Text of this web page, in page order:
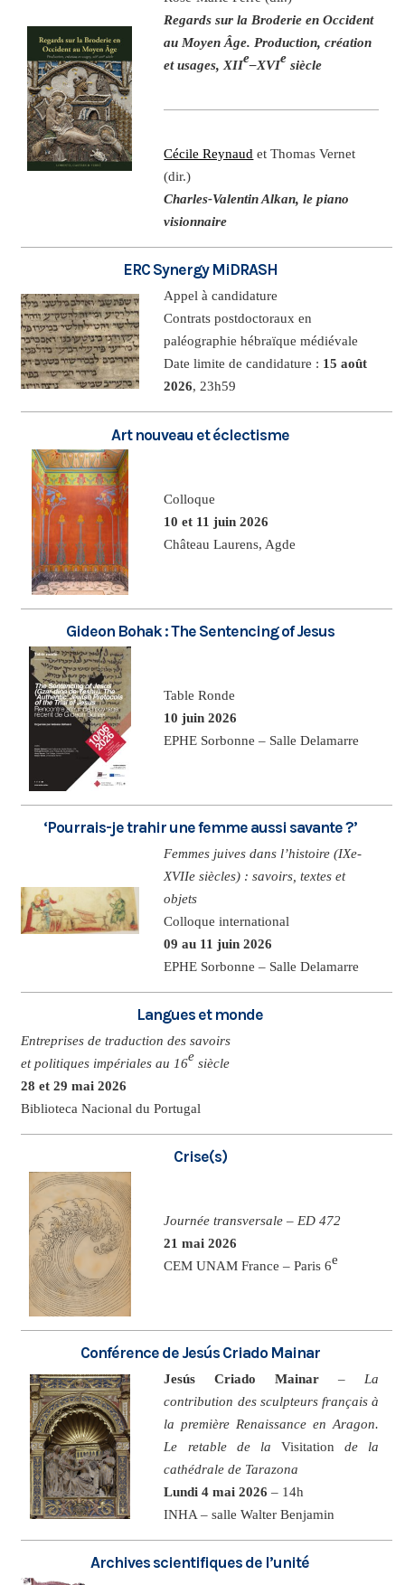
Regards sur la Broderie en Occident
au Moyen Âge. Production, création
et usages, XIIe–XVIe siècle
Cécile Reynaud et Thomas Vernet
(dir.)
Charles-Valentin Alkan, le piano
visionnaire
ERC Synergy MiDRASH
Appel à candidature
Contrats postdoctoraux en
paléographie hébraïque médiévale
Date limite de candidature : 15 août
2026, 23h59
Art nouveau et éclectisme
Colloque
10 et 11 juin 2026
Château Laurens, Agde
Gideon Bohak : The Sentencing of Jesus
Table Ronde
10 juin 2026
EPHE Sorbonne – Salle Delamarre
‘Pourrais-je trahir une femme aussi savante ?’
Femmes juives dans l’histoire (IXe-
XVIIe siècles) : savoirs, textes et
objets
Colloque international
09 au 11 juin 2026
EPHE Sorbonne – Salle Delamarre
Langues et monde
Entreprises de traduction des savoirs
et politiques impériales au 16e siècle
28 et 29 mai 2026
Biblioteca Nacional du Portugal
Crise(s)
Journée transversale – ED 472
21 mai 2026
CEM UNAM France – Paris 6e
Conférence de Jesús Criado Mainar
Jesús Criado Mainar – La
contribution des sculpteurs français à
la première Renaissance en Aragon.
Le retable de la Visitation de la
cathédrale de Tarazona
Lundi 4 mai 2026 – 14h
INHA – salle Walter Benjamin
Archives scientifiques de l’unité